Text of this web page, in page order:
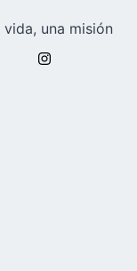
una misión